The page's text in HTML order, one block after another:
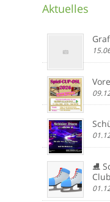
Aktuelles
⛸️